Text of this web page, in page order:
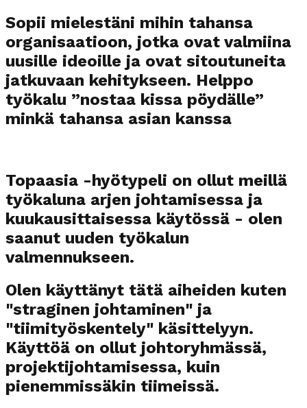
Sopii mielestäni mihin tahansa
organisaatioon, jotka ovat valmiina
uusille ideoille ja ovat sitoutuneita
jatkuvaan kehitykseen. Helppo
työkalu ”nostaa kissa pöydälle”
minkä tahansa asian kanssa
Topaasia -hyötypeli on ollut meillä
työkaluna arjen johtamisessa ja
kuukausittaisessa käytössä - olen
saanut uuden työkalun
valmennukseen.
Olen käyttänyt tätä aiheiden kuten
"straginen johtaminen" ja
"tiimityöskentely" käsittelyyn.
Käyttöä on ollut johtoryhmässä,
projektijohtamisessa, kuin
pienemmissäkin tiimeissä.